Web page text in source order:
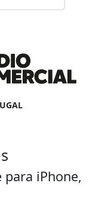
iPhone,